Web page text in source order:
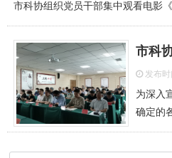
市科协组织党员干部集中观看电影
市科
发布时
为深入
确定的